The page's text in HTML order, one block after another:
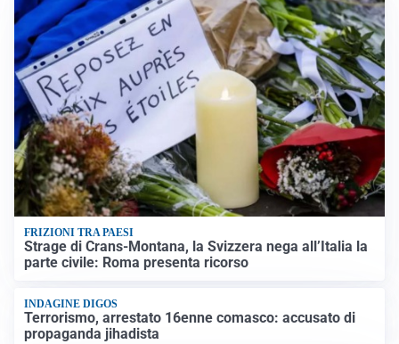
FRIZIONI TRA PAESI
Strage di Crans-Montana, la Svizzera nega all’Italia la
parte civile: Roma presenta ricorso
INDAGINE DIGOS
Terrorismo, arrestato 16enne comasco: accusato di
propaganda jihadista